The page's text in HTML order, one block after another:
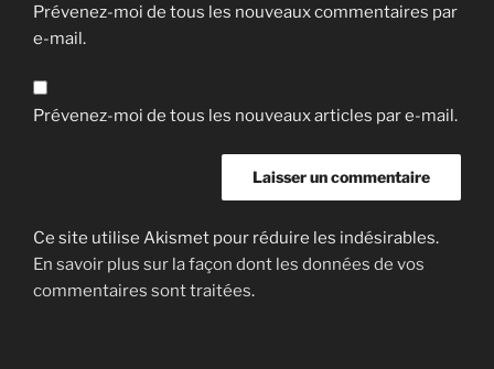
Prévenez-moi de tous les nouveaux commentaires par
e-mail.
Prévenez-moi de tous les nouveaux articles par e-mail.
Ce site utilise Akismet pour réduire les indésirables.
En savoir plus sur la façon dont les données de vos
commentaires sont traitées.